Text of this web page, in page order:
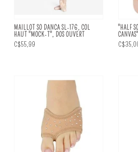
MAILLOT SO DANCA SL-176, COL
HAUT "MOCK-T", DOS OUVERT
C$55,99
"HALF